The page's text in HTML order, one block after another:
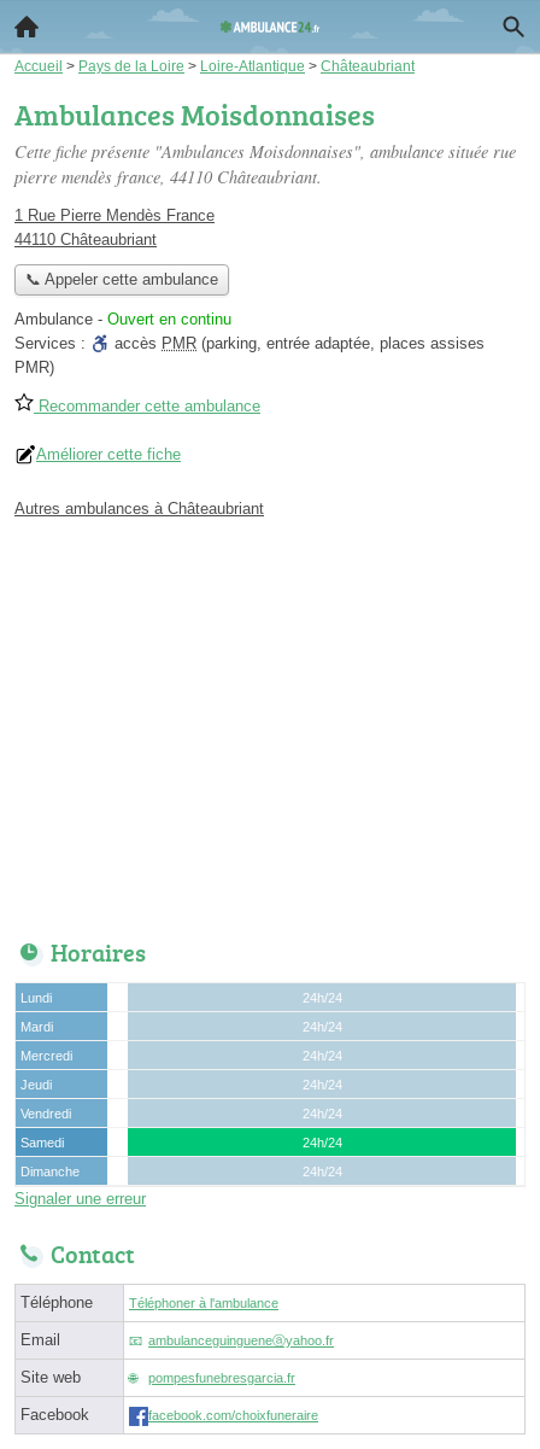
Accueil > Pays de la Loire > Loire-Atlantique > Châteaubriant
Ambulances Moisdonnaises
Cette fiche présente "Ambulances Moisdonnaises", ambulance située rue
pierre mendès france, 44110 Châteaubriant.
1 Rue Pierre Mendès France
44110 Châteaubriant
📞 Appeler cette ambulance
Ambulance - Ouvert en continu
Services :
accès PMR (parking, entrée adaptée, places assises
PMR)
Recommander cette ambulance
Améliorer cette fiche
Autres ambulances à Châteaubriant
Horaires
Lundi
24h/24
Mardi
24h/24
Mercredi
24h/24
Jeudi
24h/24
Vendredi
24h/24
Samedi
24h/24
Dimanche
24h/24
Signaler une erreur
Contact
Téléphone Téléphoner à l'ambulance
Email ambulanceguingueneⓐyahoo.fr
Site web pompesfunebresgarcia.fr
Facebook facebook.com/choixfuneraire